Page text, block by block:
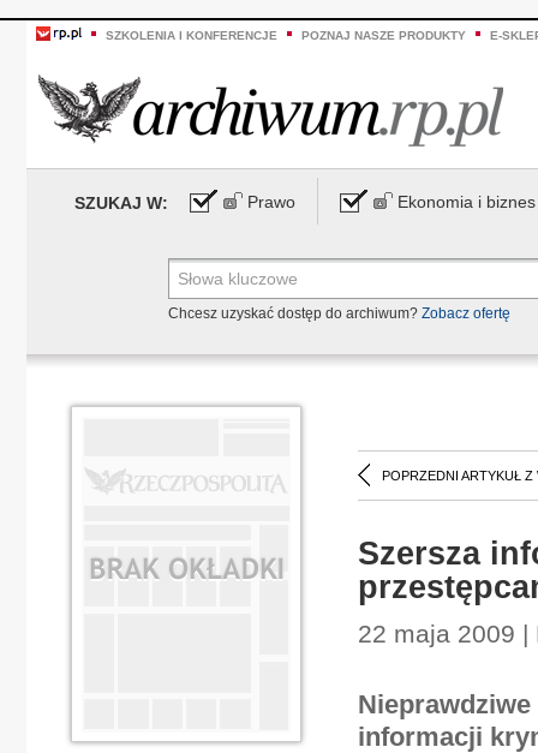
SZKOLENIA I KONFERENCJE POZNAJ NASZE PRODUKTY E-
SZUKAJ W: Prawo Ekonomia i biznes
Chcesz uzyskać dostęp do archiwum? Zobacz ofertę
POPRZEDNI ARTYKUŁ Z
Szersza
22 maja 2009 |
informacji